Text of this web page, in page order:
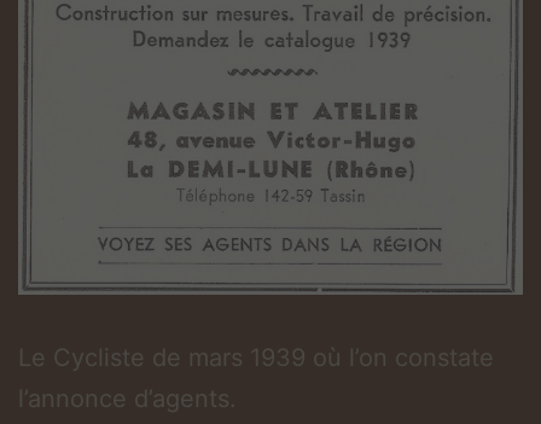
Le Cycliste de mars 1939 où l’on constate
l’annonce d’agents.